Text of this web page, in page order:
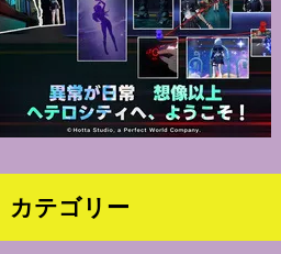
カテゴリー